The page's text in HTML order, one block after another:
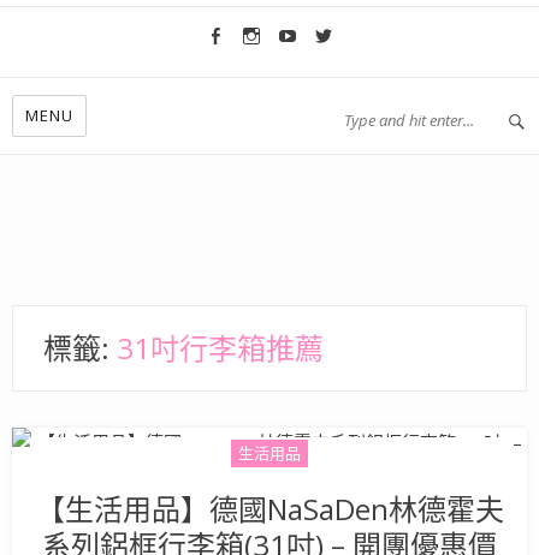
MENU
標籤: 31吋行李箱推薦
生活用品
【生活用品】德國NaSaDen林德霍夫
系列鋁框行李箱(31吋) – 開團優惠價